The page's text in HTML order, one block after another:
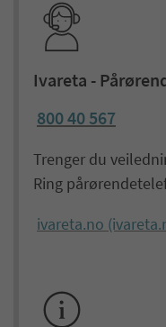
Ivareta -
800 40 567
Trenger du
Ring
ivareta.no